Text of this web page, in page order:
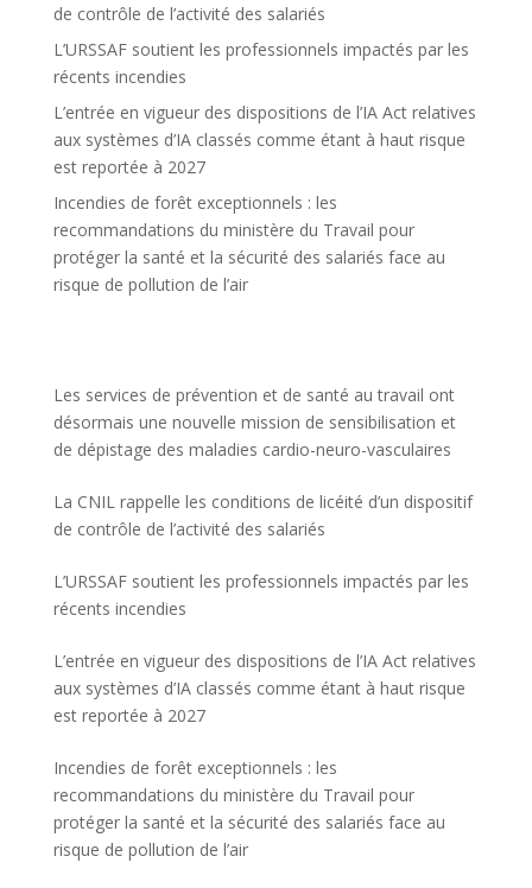
de contrôle de l’activité des salariés
L’URSSAF soutient les professionnels impactés par les
récents incendies
L’entrée en vigueur des dispositions de l’IA Act relatives
aux systèmes d’IA classés comme étant à haut risque
est reportée à 2027
Incendies de forêt exceptionnels : les
recommandations du ministère du Travail pour
protéger la santé et la sécurité des salariés face au
risque de pollution de l’air
Les services de prévention et de santé au travail ont
désormais une nouvelle mission de sensibilisation et
de dépistage des maladies cardio-neuro-vasculaires
La CNIL rappelle les conditions de licéité d’un dispositif
de contrôle de l’activité des salariés
L’URSSAF soutient les professionnels impactés par les
récents incendies
L’entrée en vigueur des dispositions de l’IA Act relatives
aux systèmes d’IA classés comme étant à haut risque
est reportée à 2027
Incendies de forêt exceptionnels : les
recommandations du ministère du Travail pour
protéger la santé et la sécurité des salariés face au
risque de pollution de l’air